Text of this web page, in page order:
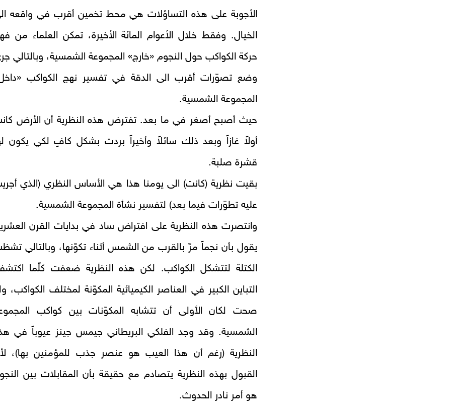
الأجوبة على هذه التساؤلات هي محط تخمين أقرب في واقعه
الخيال. وفقط خلال الأعوام المائة الأخيرة، تمكن العلماء من
حركة الكواكب حول النجوم «خارج» المجموعة الشمسية، وبالتالي
وضع تصوّرات أقرب الى الدقة في تفسير نهج الكواكب
المجموعة الشمسية.
حيث أصبح أصغر في ما بعد. تفترض هذه النظرية أن الأرض
أولاً غازاً وبعد ذلك سائلاً وأخيراً بردت بشكل كافٍ لكي يكون
قشرة صلبة.
بقيت نظرية (كانت) الى يومنا هذا هي الأساس النظري (الذي
عليه تطوّرات فيما بعد) لتفسير نشأة المجموعة الشمسية.
وانتصرت هذه النظرية على افتراض ساد في بدايات القرن
يقول بأن نجماً مرّ بالقرب من الشمس أثناء تكوّنها، وبالتالي
الكتلة لتتشكل الكواكب. لكن هذه النظرية ضعفت كلّما
التباين الكبير في العناصر الكيميائية المكوّنة لمختلف الكواكب،
صحت لكان الأولى أن تتشابه المكوّنات بين كواكب
الشمسية. وقد وجد الفلكي البريطاني جيمس جينز عيوباً في
النظرية (رغم أن هذا العيب هو عنصر جذب للمؤمنين بها)،
القبول بهذه النظرية يتصادم مع حقيقة بأن المقابلات بين
هو أمر نادر الحدوث.